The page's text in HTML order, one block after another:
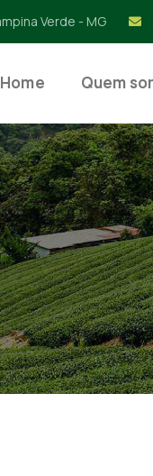
Verde - MG
Home Quem